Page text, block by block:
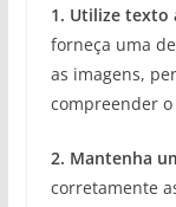
1. Utilize texto
forneça uma
as imagens,
compreender
2. Mantenha
corretamente